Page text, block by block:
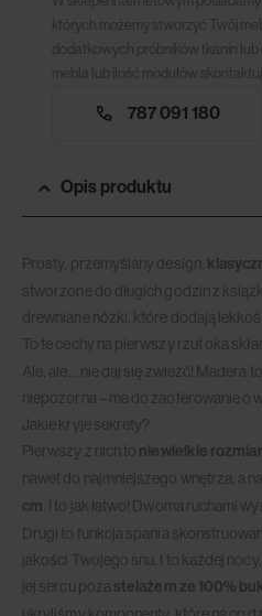
których możemy stworzyć Twój
dodatkowych próbników tkanin
mebla lub ilość modułów skontaktuj
787 091 180
Opis produktu
Prosty, przemyślany design,
stworzone do długich godzin z
drewniane nóżki, które dodają
To te cechy na pierwszy rzut oka
Ale, ale… nie daj się zwieźć! Madera
niepozorna – ma do zaoferowanie o
Jakie kryje sekrety?
Pierwszy z nich to niewielkie
nawet do najmniejszego wnętrza, a
cm . I to jak łatwo! Dwoma ruchami
Drugi to funkcja spania
jakości Twojego snu. I to każdej
jej sercu poza stelażem ze 100%